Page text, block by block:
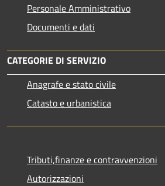
Personale Amministrativo
Documenti e dati
CATEGORIE DI SERVIZIO
Anagrafe e stato civile
Catasto e urbanistica
Tributi,finanze e contravvenzioni
Autorizzazioni